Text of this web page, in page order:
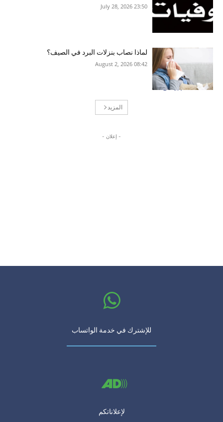
23:50 2026 ,July 28
لماذا نصاب بنزلات البرد في الصيف؟
08:42 2026 ,August 2
المزيد
- إعلان -
للإشترك في خدمة الواتساب
لإعلاناتكم